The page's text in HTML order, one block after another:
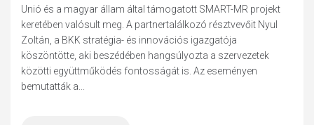
Unió és a magyar állam által támogatott SMART-MR projekt
keretében valósult meg. A partnertalálkozó résztvevőit Nyul
Zoltán, a BKK stratégia- és innovációs igazgatója
köszöntötte, aki beszédében hangsúlyozta a szervezetek
közötti együttműködés fontosságát is. Az eseményen
bemutatták a...